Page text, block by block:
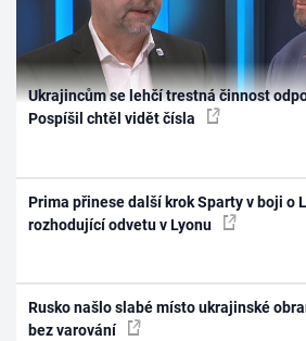
Ukrajincům se lehčí trestná činnost
Pospíšil chtěl vidět čísla
Prima přinese další krok Sparty v boji o
rozhodující odvetu v Lyonu
Rusko našlo slabé místo ukrajinské
bez varování